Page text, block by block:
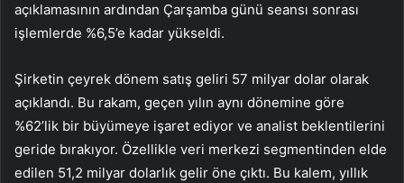
açıklamasının ardından Çarşamba günü seansı sonrası
işlemlerde %6,5’e kadar yükseldi.
Şirketin çeyrek dönem satış geliri 57 milyar dolar olarak
açıklandı. Bu rakam, geçen yılın aynı dönemine göre
%62’lik bir büyümeye işaret ediyor ve analist beklentilerini
geride bırakıyor. Özellikle veri merkezi segmentinden elde
edilen 51,2 milyar dolarlık gelir öne çıktı. Bu kalem, yıllık